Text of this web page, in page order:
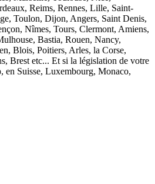
Reims, Rennes, Lille, Saint-
Toulon, Dijon, Angers, Saint Denis,
Nîmes, Tours, Clermont, Amiens,
Bastia, Rouen, Nancy,
Blois, Poitiers, Arles, la Corse,
Brest etc... Et si la législation de votre
en Suisse, Luxembourg, Monaco,